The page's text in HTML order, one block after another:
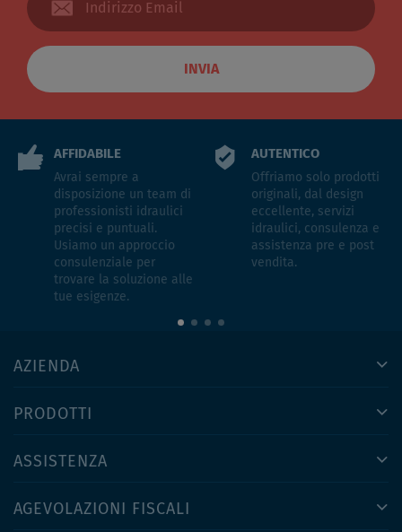
INVIA
AFFIDABILE
Avrai sempre a
disposizione un team di
professionisti idraulici
precisi e puntuali.
Usiamo un approccio
consulenziale per
trovare la soluzione alle
tue esigenze.
AUTENTICO
Offriamo solo prodotti
originali, dal design
eccellente, servizi
idraulici, consulenza e
assistenza pre e post
vendita.
AZIENDA
PRODOTTI
ASSISTENZA
AGEVOLAZIONI FISCALI